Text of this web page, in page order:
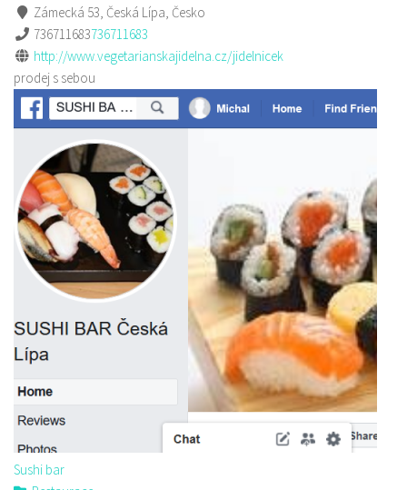
Zámecká 53, Česká Lípa, Česko
736711683736711683
http://www.vegetarianskajidelna.cz/jidelnicek
prodej s sebou
Sushi bar